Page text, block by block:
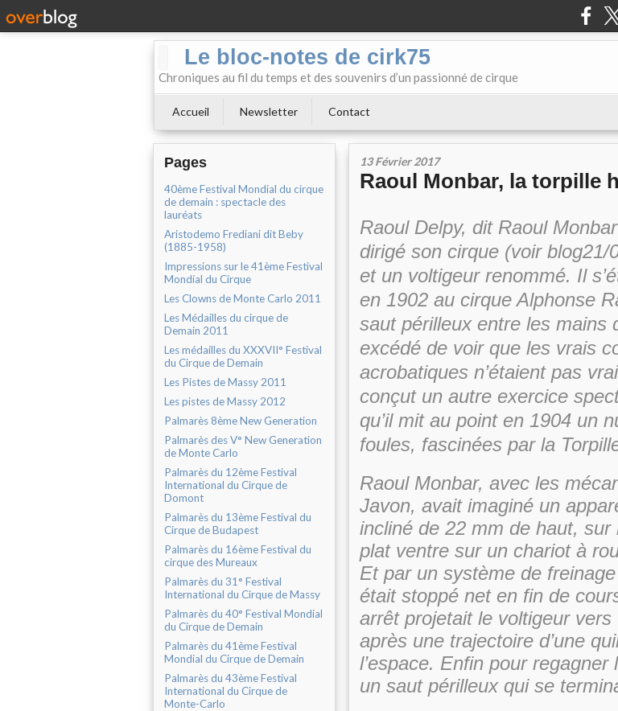
Le bloc-notes de cirk75
Chroniques au fil du temps et des souvenirs d’un passionné de cirque
Accueil Newsletter Contact
Pages
40ème Festival Mondial du cirque
de demain : spectacle des
lauréats
Aristodemo Frediani dit Beby
(1885-1958)
Impressions sur le 41ème Festival
Mondial du Cirque
Les Clowns de Monte Carlo 2011
Les Médailles du cirque de
Demain 2011
Les médailles du XXXVII° Festival
du Cirque de Demain
Les Pistes de Massy 2011
Les pistes de Massy 2012
Palmarès 8ème New Generation
Palmarès des V° New Generation
de Monte Carlo
Palmarès du 12ème Festival
International du Cirque de
Domont
Palmarès du 13ème Festival du
Cirque de Budapest
Palmarès du 16ème Festival du
cirque des Mureaux
Palmarès du 31° Festival
International du Cirque de Massy
Palmarès du 40° Festival Mondial
du Cirque de Demain
Palmarès du 41ème Festival
Mondial du Cirque de Demain
Palmarès du 43ème Festival
International du Cirque de
Monte-Carlo
13 Février 2017
Raoul Monbar, la torpille
Raoul Delpy, dit Raoul
dirigé son cirque (voir
et un voltigeur renommé. Il
en 1902 au cirque Alphonse
saut périlleux entre les mains
excédé de voir que les vrais
acrobatiques n’étaient pas
conçut un autre exercice
qu’il mit au point en 1904 un
foules, fascinées par la
Raoul Monbar, avec les
Javon, avait imaginé un
incliné de 22 mm de haut, sur
plat ventre sur un chariot à
Et par un système de
était stoppé net en fin de
arrêt projetait le voltigeur vers
après une trajectoire d’une
l’espace. Enfin pour
un saut périlleux qui se